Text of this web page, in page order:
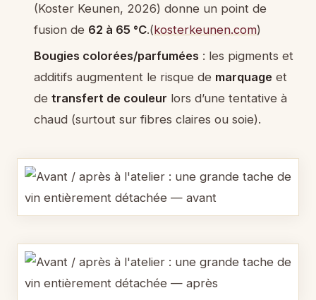
(Koster Keunen, 2026) donne un point de
fusion de 62 à 65 °C.(kosterkeunen.com)
Bougies colorées/parfumées : les pigments et
additifs augmentent le risque de marquageet
de transfert de couleur lors d’une tentative à
chaud (surtout sur fibres claires ou soie).